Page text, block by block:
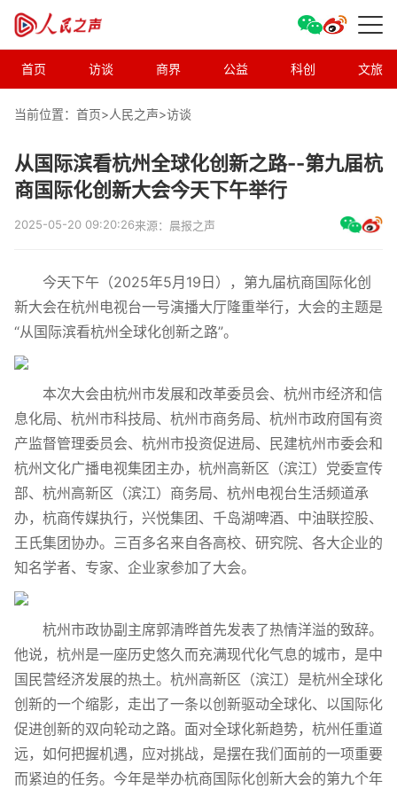
首页 访谈 商界 公益 科创 文旅
当前位置：首页>人民之声>访谈
从国际滨看杭州全球化创新之路--第九届杭
商国际化创新大会今天下午举行
2025-05-20 09:20:26来源：晨报之声
今天下午（2025年5月19日），第九届杭商国际化创
新大会在杭州电视台一号演播大厅隆重举行，大会的主题是
“从国际滨看杭州全球化创新之路”。
本次大会由杭州市发展和改革委员会、杭州市经济和信
息化局、杭州市科技局、杭州市商务局、杭州市政府国有资
产监督管理委员会、杭州市投资促进局、民建杭州市委会和
杭州文化广播电视集团主办，杭州高新区（滨江）党委宣传
部、杭州高新区（滨江）商务局、杭州电视台生活频道承
办，杭商传媒执行，兴悦集团、千岛湖啤酒、中油联控股、
王氏集团协办。三百多名来自各高校、研究院、各大企业的
知名学者、专家、企业家参加了大会。
杭州市政协副主席郭清晔首先发表了热情洋溢的致辞。
他说，杭州是一座历史悠久而充满现代化气息的城市，是中
国民营经济发展的热土。杭州高新区（滨江）是杭州全球化
创新的一个缩影，走出了一条以创新驱动全球化、以国际化
促进创新的双向轮动之路。面对全球化新趋势，杭州任重道
远，如何把握机遇，应对挑战，是摆在我们面前的一项重要
而紧迫的任务。今年是举办杭商国际化创新大会的第九个年